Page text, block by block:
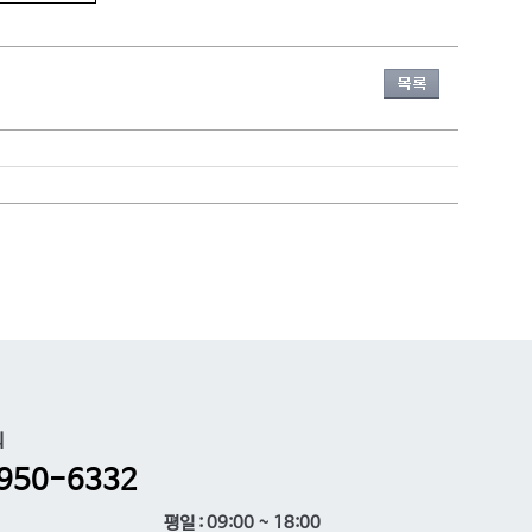
6332
평일 : 09:00 ~ 18:00